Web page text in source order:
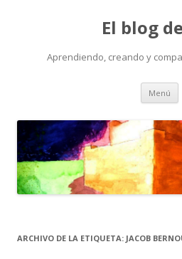
El blog
Aprendiendo, creando y
Menú
ARCHIVO DE LA ETIQUETA: JACOB